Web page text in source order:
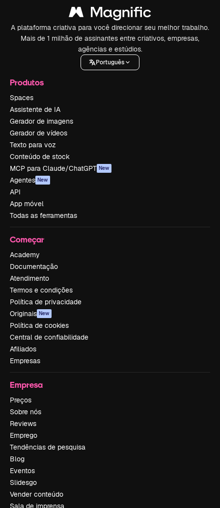
A plataforma criativa para você direcionar seu melhor trabalho.
Mais de 1 milhão de assinantes entre criativos, empresas,
agências e estúdios.
Português
Produtos
Spaces
Assistente de IA
Gerador de imagens
Gerador de vídeos
Texto para voz
Conteúdo de stock
MCP para Claude/ChatGPT New
Agentes New
API
App móvel
Todas as ferramentas
Começar
Academy
Documentação
Atendimento
Termos e condições
Política de privacidade
Originais New
Política de cookies
Central de confiabilidade
Afiliados
Empresas
Empresa
Preços
Sobre nós
Reviews
Emprego
Tendências de pesquisa
Blog
Eventos
Slidesgo
Vender conteúdo
Sala de imprensa